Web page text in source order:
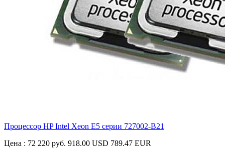
Процессор HP Intel Xeon E5 серии 727002-B21
Цена : 72 220 руб. 918.00 USD 789.47 EUR